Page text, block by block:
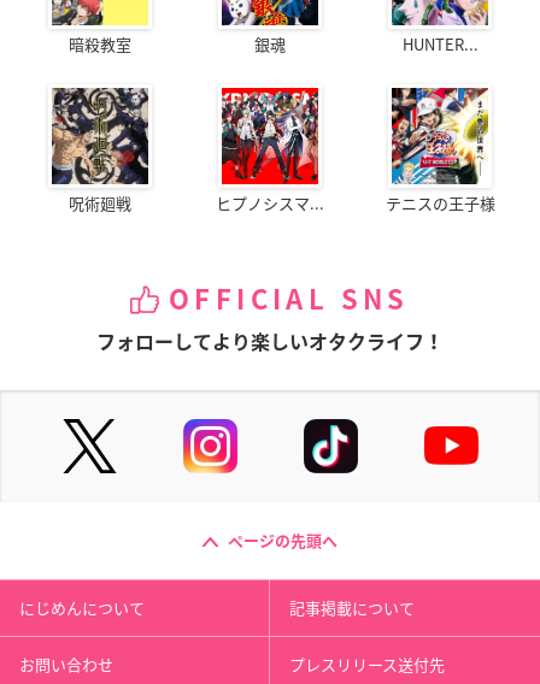
暗殺教室 銀魂 HUNTER...
呪術廻戦 ヒプノシスマ... テニスの王子様
OFFICIAL SNS
フォローしてより楽しいオタクライフ！
ページの先頭へ
にじめんについて 記事掲載について
お問い合わせ プレスリリース送付先